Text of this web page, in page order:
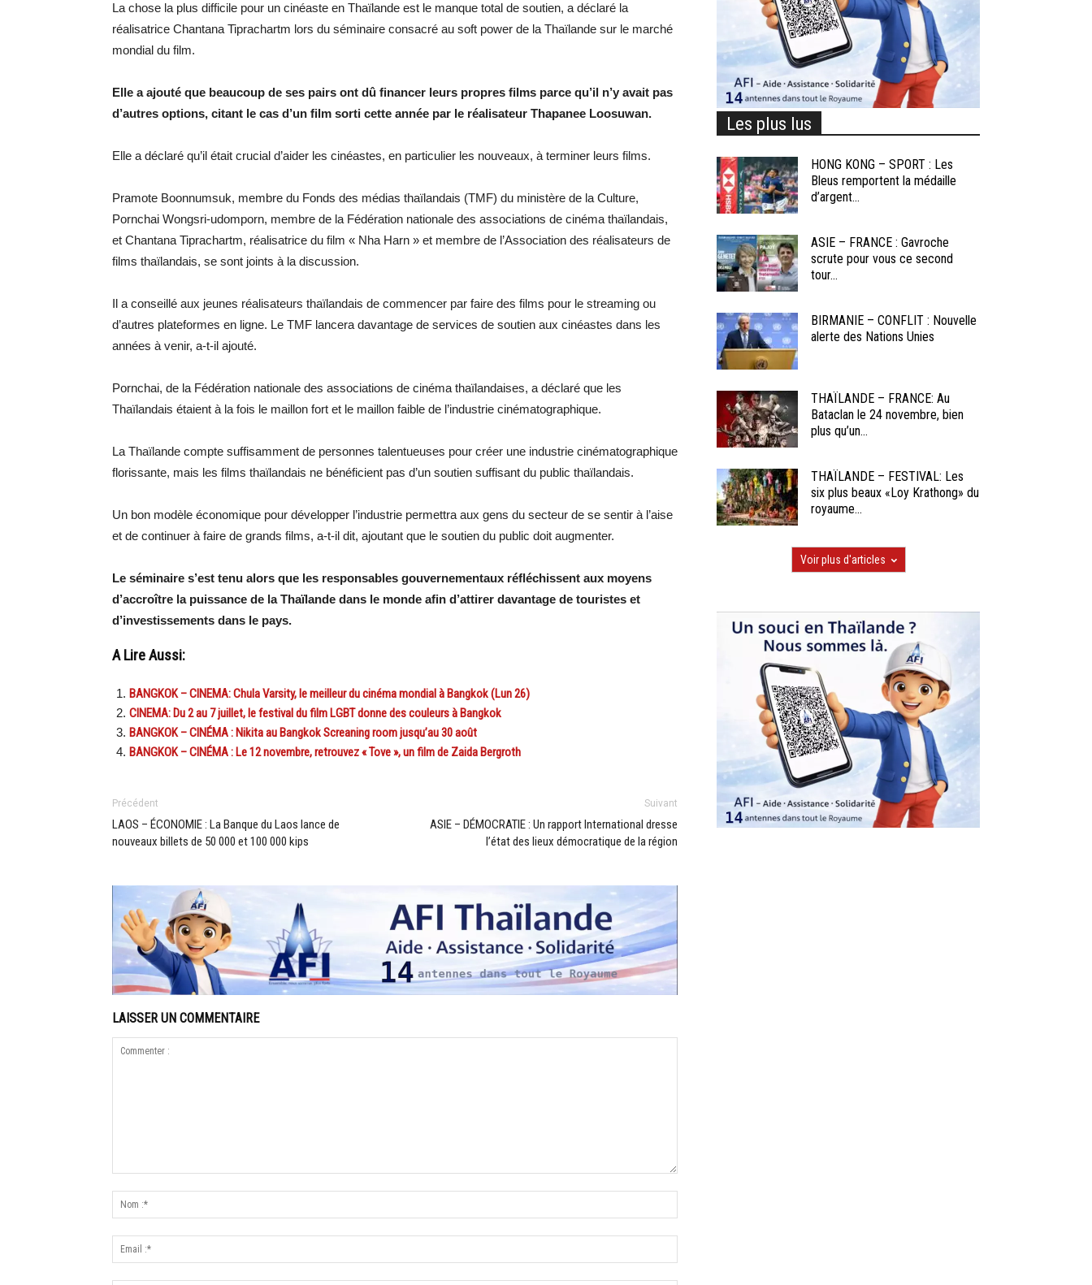
La chose la plus difficile pour un cinéaste en Thaïlande est le manque total de soutien, a déclaré la
réalisatrice Chantana Tiprachartm lors du séminaire consacré au soft power de la Thaïlande sur le marché
mondial du film.
Elle a ajouté que beaucoup de ses pairs ont dû financer leurs propres films parce qu’il n’y avait pas
d’autres options, citant le cas d’un film sorti cette année par le réalisateur Thapanee Loosuwan.
Elle a déclaré qu’il était crucial d’aider les cinéastes, en particulier les nouveaux, à terminer leurs films.
Pramote Boonnumsuk, membre du Fonds des médias thaïlandais (TMF) du ministère de la Culture,
Pornchai Wongsri-udomporn, membre de la Fédération nationale des associations de cinéma thaïlandais,
et Chantana Tiprachartm, réalisatrice du film « Nha Harn » et membre de l’Association des réalisateurs de
films thaïlandais, se sont joints à la discussion.
Il a conseillé aux jeunes réalisateurs thaïlandais de commencer par faire des films pour le streaming ou
d’autres plateformes en ligne. Le TMF lancera davantage de services de soutien aux cinéastes dans les
années à venir, a-t-il ajouté.
Pornchai, de la Fédération nationale des associations de cinéma thaïlandaises, a déclaré que les
Thaïlandais étaient à la fois le maillon fort et le maillon faible de l’industrie cinématographique.
La Thaïlande compte suffisamment de personnes talentueuses pour créer une industrie cinématographique
florissante, mais les films thaïlandais ne bénéficient pas d’un soutien suffisant du public thaïlandais.
Un bon modèle économique pour développer l’industrie permettra aux gens du secteur de se sentir à l’aise
et de continuer à faire de grands films, a-t-il dit, ajoutant que le soutien du public doit augmenter.
Le séminaire s’est tenu alors que les responsables gouvernementaux réfléchissent aux moyens
d’accroître la puissance de la Thaïlande dans le monde afin d’attirer davantage de touristes et
d’investissements dans le pays.
A Lire Aussi:
BANGKOK – CINEMA: Chula Varsity, le meilleur du cinéma mondial à Bangkok (Lun 26)
CINEMA: Du 2 au 7 juillet, le festival du film LGBT donne des couleurs à Bangkok
BANGKOK – CINÉMA : Nikita au Bangkok Screaning room jusqu’au 30 août
BANGKOK – CINÉMA : Le 12 novembre, retrouvez « Tove », un film de Zaida Bergroth
Précédent
LAOS – ÉCONOMIE : La Banque du Laos lance de
nouveaux billets de 50 000 et 100 000 kips
Suivant
ASIE – DÉMOCRATIE : Un rapport International dresse
l’état des lieux démocratique de la région
LAISSER UN COMMENTAIRE
Les plus lus
HONG KONG – SPORT : Les
Bleus remportent la médaille
d’argent...
ASIE – FRANCE : Gavroche
scrute pour vous ce second
tour...
BIRMANIE – CONFLIT : Nouvelle
alerte des Nations Unies
THAÏLANDE – FRANCE: Au
Bataclan le 24 novembre, bien
plus qu’un...
THAÏLANDE – FESTIVAL: Les
six plus beaux «Loy Krathong» du
royaume...
Voir plus d'articles